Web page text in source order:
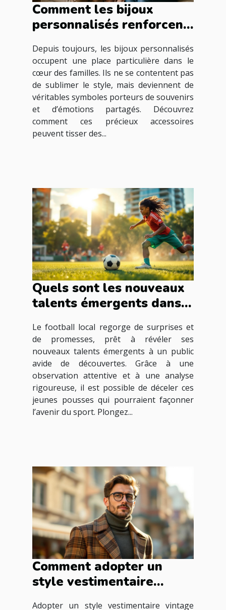
Comment les bijoux
personnalisés renforcent
Depuis toujours, les bijoux personnalisés
occupent une place particulière dans le
cœur des familles. Ils ne se contentent pas
de sublimer le style, mais deviennent de
véritables symboles porteurs de souvenirs
et d’émotions partagés. Découvrez
comment ces précieux accessoires
peuvent tisser des...
Quels sont les nouveaux
talents émergents dans
Le football local regorge de surprises et
de promesses, prêt à révéler ses
nouveaux talents émergents à un public
avide de découvertes. Grâce à une
observation attentive et à une analyse
rigoureuse, il est possible de déceler ces
jeunes pousses qui pourraient façonner
l’avenir du sport. Plongez...
Comment adopter un
style vestimentaire
Adopter un style vestimentaire vintage